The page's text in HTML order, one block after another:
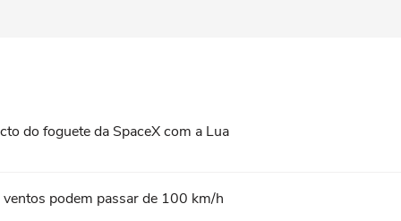
do foguete da SpaceX com a Lua
podem passar de 100 km/h